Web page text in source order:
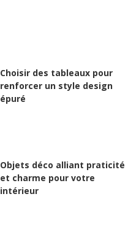
Choisir des tableaux pour
renforcer un style design
épuré
Objets déco alliant praticité
et charme pour votre
intérieur